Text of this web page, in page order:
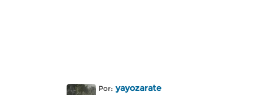
Por: yayozarate